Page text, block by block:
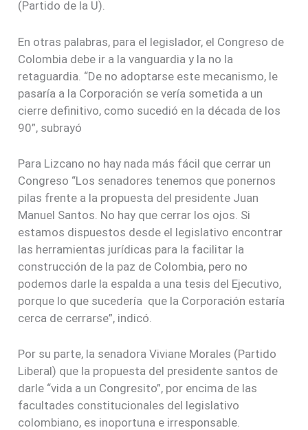
(Partido de la U).
En otras palabras, para el legislador, el Congreso de
Colombia debe ir a la vanguardia y la no la
retaguardia. “De no adoptarse este mecanismo, le
pasaría a la Corporación se vería sometida a un
cierre definitivo, como sucedió en la década de los
90”, subrayó
Para Lizcano no hay nada más fácil que cerrar un
Congreso “Los senadores tenemos que ponernos
pilas frente a la propuesta del presidente Juan
Manuel Santos. No hay que cerrar los ojos. Si
estamos dispuestos desde el legislativo encontrar
las herramientas jurídicas para la facilitar la
construcción de la paz de Colombia, pero no
podemos darle la espalda a una tesis del Ejecutivo,
porque lo que sucedería que la Corporación estaría
cerca de cerrarse”, indicó.
Por su parte, la senadora Viviane Morales (Partido
Liberal) que la propuesta del presidente santos de
darle “vida a un Congresito”, por encima de las
facultades constitucionales del legislativo
colombiano, es inoportuna e irresponsable.